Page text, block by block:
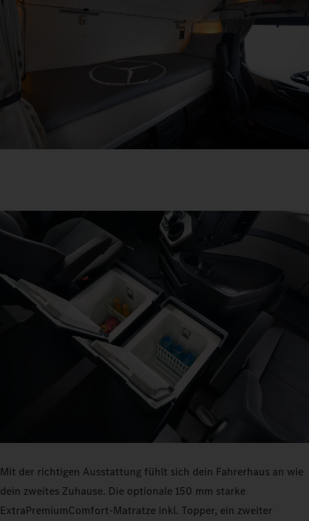
Mit der richtigen Ausstattung fühlt sich dein Fahrerhaus an wie
dein zweites Zuhause. Die optionale 150 mm starke
ExtraPremiumComfort-Matratze inkl. Topper, ein zweiter